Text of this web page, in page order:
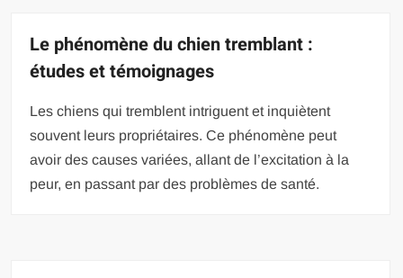
Le phénomène du chien tremblant :
études et témoignages
Les chiens qui tremblent intriguent et inquiètent
souvent leurs propriétaires. Ce phénomène peut
avoir des causes variées, allant de l’excitation à la
peur, en passant par des problèmes de santé.